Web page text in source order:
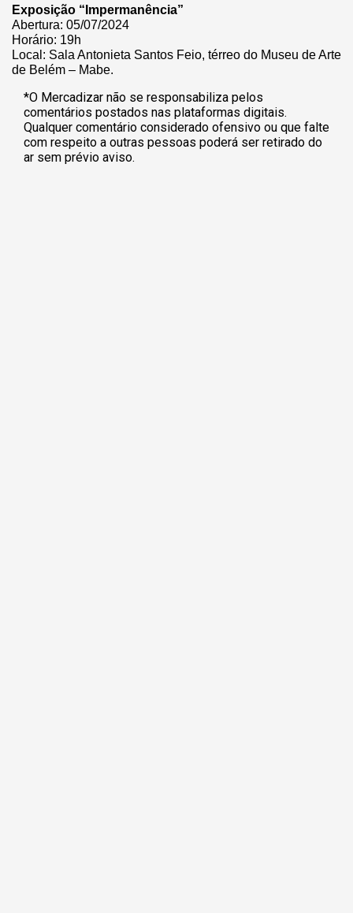
Exposição “Impermanência”
Abertura: 05/07/2024
Horário: 19h
Local: Sala Antonieta Santos Feio, térreo do Museu de Arte
de Belém – Mabe.
*O Mercadizar não se responsabiliza pelos
comentários postados nas plataformas digitais.
Qualquer comentário considerado ofensivo ou que falte
com respeito a outras pessoas poderá ser retirado do
ar sem prévio aviso.